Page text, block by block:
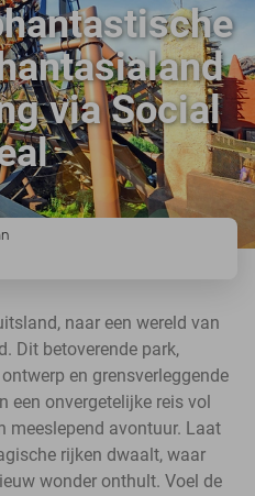
9,4
15.000+ deals
via Social
naar een wereld van
Dit betoverende park,
en grensverleggende
een onvergetelijke reis vol
meeslepend avontuur. Laat
rijken dwaalt, waar
wonder onthult. Voel de